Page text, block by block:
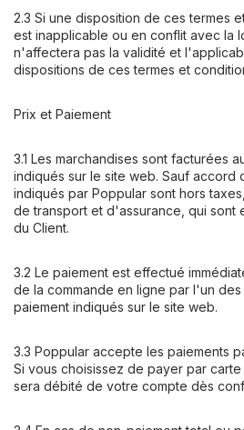
2.3 Si une disposition de ces termes
est inapplicable ou en conflit avec la
n'affectera pas la validité et
dispositions de ces termes et
Prix et Paiement
3.1 Les marchandises sont facturées
indiqués sur le site web. Sauf accord
indiqués par Poppular sont hors
de transport et d'assurance, qui sont
du Client.
3.2 Le paiement est effectué
de la commande en ligne par l'un
paiement indiqués sur le site web.
3.3 Poppular accepte les paiements
Si vous choisissez de payer par
sera débité de votre compte dès